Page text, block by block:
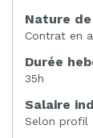
Nature de
Contrat en
Durée
35h
Salaire
Selon profil